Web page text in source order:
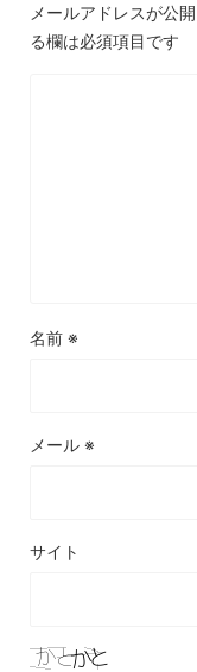
メールアドレスが公
る欄は必須項目です
名前 ※
メール ※
サイト